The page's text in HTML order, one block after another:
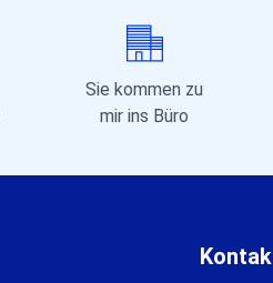
Sie kommen zu
mir ins Büro